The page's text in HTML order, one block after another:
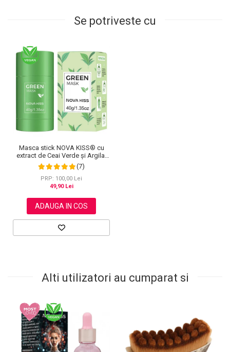
Se potriveste cu
Masca stick NOVA KISS® cu
extract de Ceai Verde și Argila,
impotriva Acneei, Excesului de
Sebum, Anti Puncte Negre, 40 g
(7)
PRP: 100,00 Lei
49,90 Lei
ADAUGA IN COS
Alti utilizatori au cumparat si